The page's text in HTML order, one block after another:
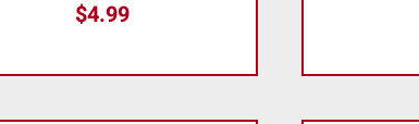
$4.99